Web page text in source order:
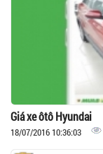
Giá xe ôtô Hyundai
18/07/2016 10:36:03